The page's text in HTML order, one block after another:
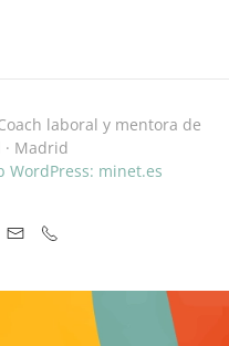
laboral y mentora de
Madrid
WordPress: minet.es